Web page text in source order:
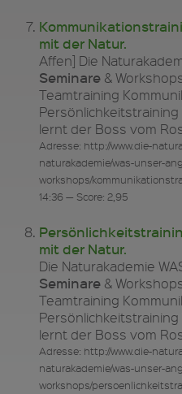
mit der Natur.
Affen] Die
Seminare&
Teamtraining
lernt der Boss vom
Adresse: http://www.die-
naturakademie/was-unser-
workshops/
14:36 — Score: 2,95
mit der Natur.
Die Naturakademie
Seminare&
Teamtraining
lernt der Boss vom
Adresse: http://www.die-
naturakademie/was-unser-
workshops/